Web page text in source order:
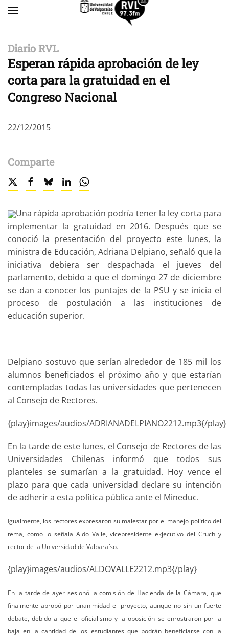
Diario RVL
Esperan rápida aprobación de ley
corta para la gratuidad en el
Congreso Nacional
22/12/2015
Comparte
Una rápida aprobación podría tener la ley corta para
implementar la gratuidad en 2016. Después que se
conoció la presentación del proyecto este lunes, la
ministra de Educación, Adriana Delpiano, señaló que la
iniciativa debiera ser despachada el jueves del
parlamento, debido a que el domingo 27 de diciembre
se dan a conocer los puntajes de la PSU y se inicia el
proceso de postulación a las instituciones de
educación superior.
Delpiano sostuvo que serían alrededor de 185 mil los
alumnos beneficiados el próximo año y que estarían
contempladas todas las universidades que pertenecen
al Consejo de Rectores.
{play}images/audios/ADRIANADELPIANO2212.mp3{/play}
En la tarde de este lunes, el Consejo de Rectores de las
Universidades Chilenas informó que todos sus
planteles se sumarían a la gratuidad. Hoy vence el
plazo para que cada universidad declare su intención
de adherir a esta política pública ante el Mineduc.
Igualmente, los rectores expresaron su malestar por el manejo político del
tema, como lo señala Aldo Valle, vicepresidente ekjecutivo del Cruch y
rector de la Universidad de Valparaíso.
{play}images/audios/ALDOVALLE2212.mp3{/play}
En la tarde de ayer sesionó la comisión de Hacienda de la Cámara, que
finalmente aprobó por unanimidad el proyecto, aunque no sin un fuerte
debate, debido a que el oficialismo y la oposición se enrostraron por la
baja en la cantidad de los estudiantes que podrán beneficiarse con la